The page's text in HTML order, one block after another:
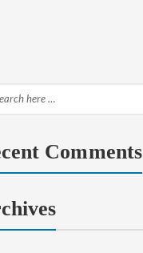
Comments